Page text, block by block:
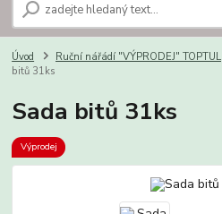
Úvod Ruční nářádí "VÝPRODEJ" TOPTUL
bitů 31ks
Sada bitů 31ks
Výprodej